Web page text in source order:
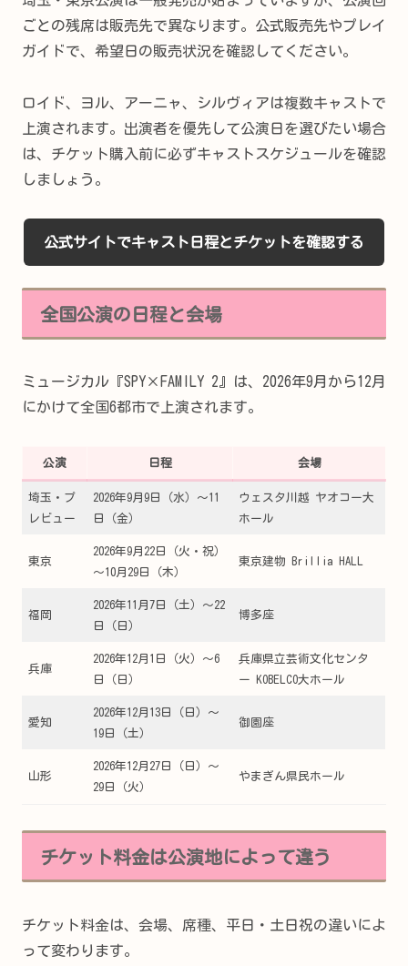
ごとの残席は販売先で異なります。公式販売先やプレイ
ガイドで、希望日の販売状況を確認してください。
ロイド、ヨル、アーニャ、シルヴィアは複数キャストで
上演されます。出演者を優先して公演日を選びたい場合
は、チケット購入前に必ずキャストスケジュールを確認
しましょう。
公式サイトでキャスト日程とチケットを確認する
全国公演の日程と会場
ミュージカル『SPY×FAMILY 2』は、2026年9月から12月
にかけて全国6都市で上演されます。
公演 日程 会場
埼玉・プ
レビュー
2026年9月9日（水）～11
日（金）
ウェスタ川越 ヤオコー大
ホール
東京
2026年9月22日（火・祝）
～10月29日（木）
東京建物 Brillia HALL
福岡
2026年11月7日（土）～22
日（日）
博多座
兵庫
2026年12月1日（火）～6
日（日）
兵庫県立芸術文化センタ
ー KOBELCO大ホール
愛知
2026年12月13日（日）～
19日（土）
御園座
山形
2026年12月27日（日）～
29日（火）
やまぎん県民ホール
チケット料金は公演地によって違う
チケット料金は、会場、席種、平日・土日祝の違いによ
って変わります。